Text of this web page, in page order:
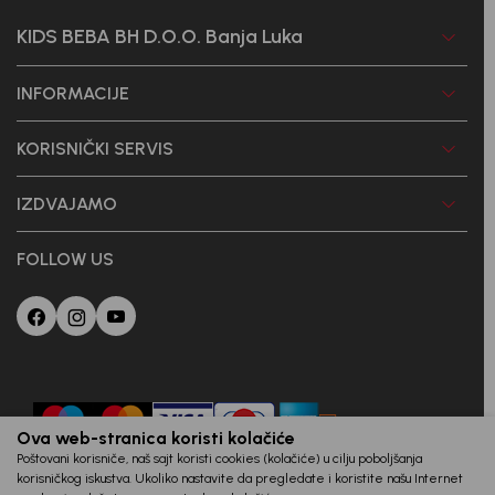
KIDS BEBA BH D.O.O. Banja Luka
INFORMACIJE
KORISNIČKI SERVIS
IZDVAJAMO
FOLLOW US
Ova web-stranica koristi kolačiće
Poštovani korisniče, naš sajt koristi cookies (kolačiće) u cilju poboljšanja
korisničkog iskustva. Ukoliko nastavite da pregledate i koristite našu Internet